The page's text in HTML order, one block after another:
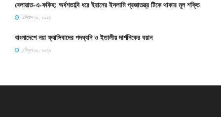
বেলায়াত-এ-ফকিহ: অর্ধশতাব্দি ধরে ইরানের ইসলামি প্রজাতন্ত্র টিকে থাকার মূল শক্তি
এপ্রিল ১৯, ২০২৬
বাংলাদেশে নয়া ফ্যাসিবাদের পদধ্বনি ও ইতালীয় দার্শনিকের বয়ান
এপ্রিল ১৮, ২০২৬